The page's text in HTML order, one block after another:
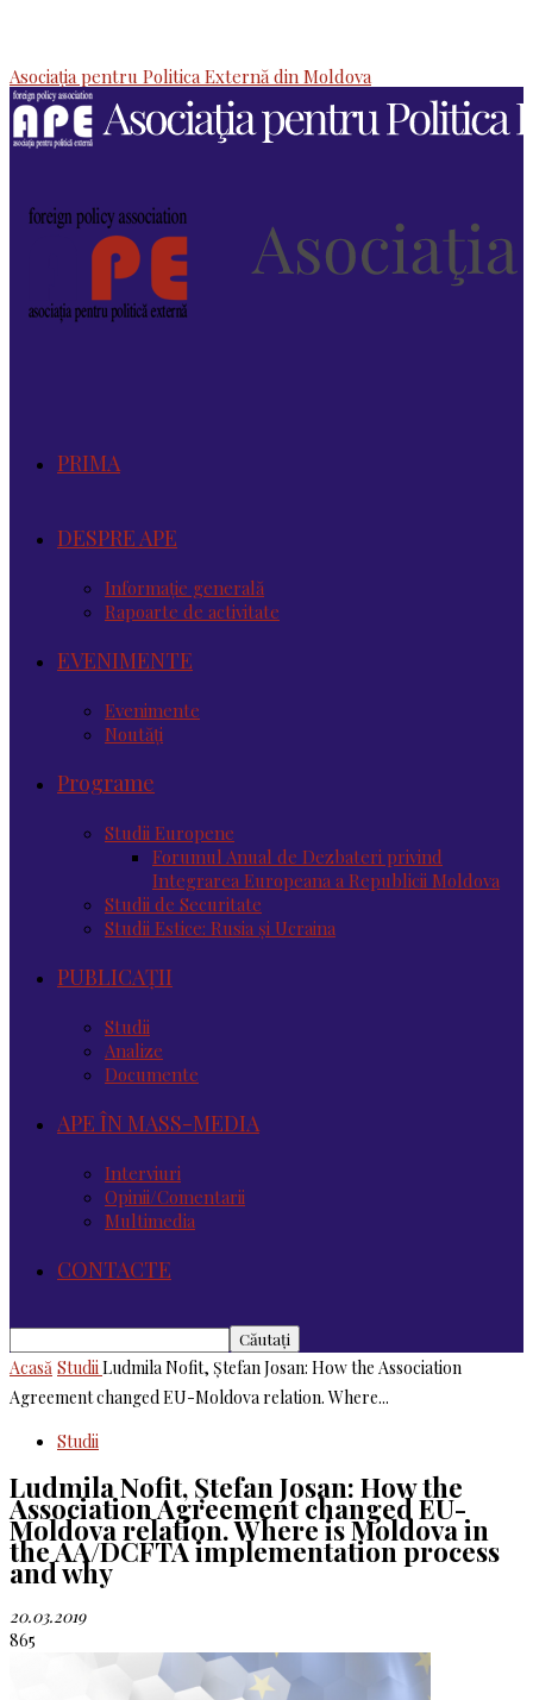
Asociaţia pentru Politica Externă din Moldova
PRIMA
DESPRE APE
Informație generală
Rapoarte de activitate
EVENIMENTE
Evenimente
Noutăţi
Programe
Studii Europene
Forumul Anual de Dezbateri privind
Integrarea Europeana a Republicii Moldova
Studii de Securitate
Studii Estice: Rusia și Ucraina
PUBLICAȚII
Studii
Analize
Documente
APE ÎN MASS-MEDIA
Interviuri
Opinii/Comentarii
Multimedia
CONTACTE
Acasă StudiiLudmila Nofit, Ștefan Josan: How the Association
Agreement changed EU-Moldova relation. Where...
Studii
Ludmila Nofit, Ștefan Josan: How the
Association Agreement changed EU-
Moldova relation. Where is Moldova in
the AA/DCFTA implementation process
and why
20.03.2019
865